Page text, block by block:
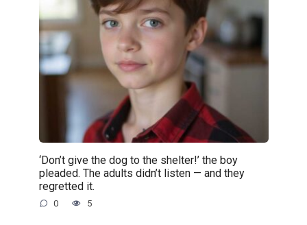
‘Don’t give the dog to the shelter!’ the boy
pleaded. The adults didn’t listen — and they
regretted it.
0 5